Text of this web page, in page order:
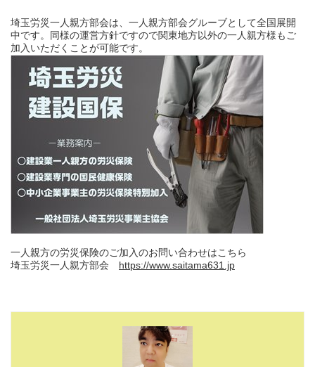
埼玉労災一人親方部会は、一人親方部会グルーブとして全国展開
中です。同様の運営方針ですので関東地方以外の一人親方様もご
加入いただくことが可能です。
一人親方の労災保険のご加入のお問い合わせはこちら
埼玉労災一人親方部会 https://www.saitama631.jp